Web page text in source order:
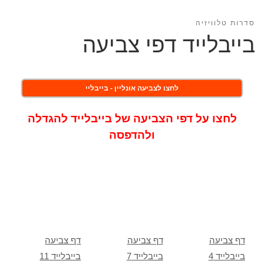
סדרות טלוויזיה
בייבלייד דפי צביעה
לחצו לצביעה אונליין - בייבליי
לחצו על דפי הצביעה של בייבלייד להגדלה
ולהדפסה
דף צביעה
בייבלייד 11
דף צביעה
בייבלייד 7
דף צביעה
בייבלייד 4